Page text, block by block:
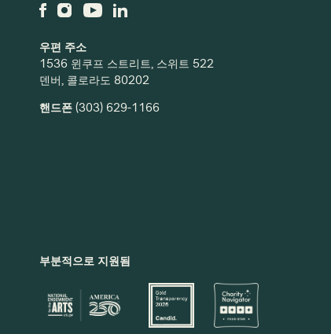
우편 주소
1536 윈쿠프 스트리트, 스위트 522
덴버, 콜로라도 80202
핸드폰 (303) 629-1166
부분적으로 지원됨